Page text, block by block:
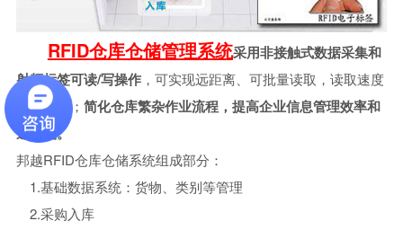
RFID仓库仓储管理系统采用非接触式数据采集和
射频标签可读/写操作，可实现远距离、可批量读取，读取速度
快等特点； 简化仓库繁杂作业流程，提高企业信息管理效率和
透明度。
邦越RFID仓库仓储系统组成部分：
1.基础数据系统：货物、类别等管理
2.采购入库